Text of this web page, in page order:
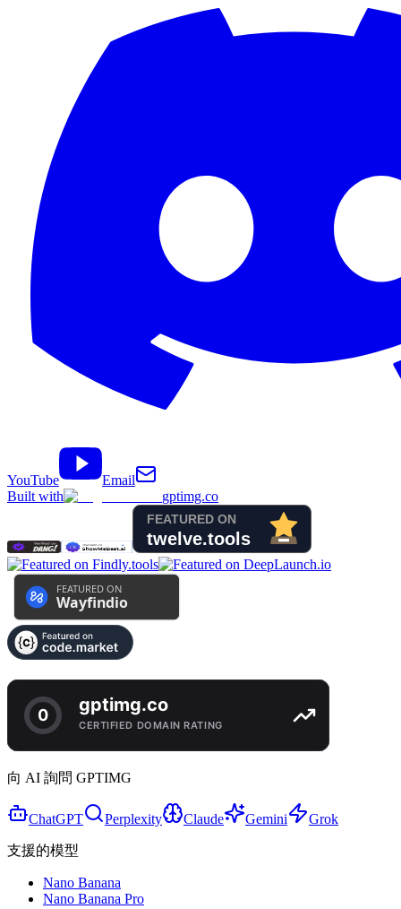
YouTube
Email
Built with
gptimg.co
向 AI 詢問 GPTIMG
ChatGPT Perplexity Claude Gemini Grok
支援的模型
Nano Banana
Nano Banana Pro